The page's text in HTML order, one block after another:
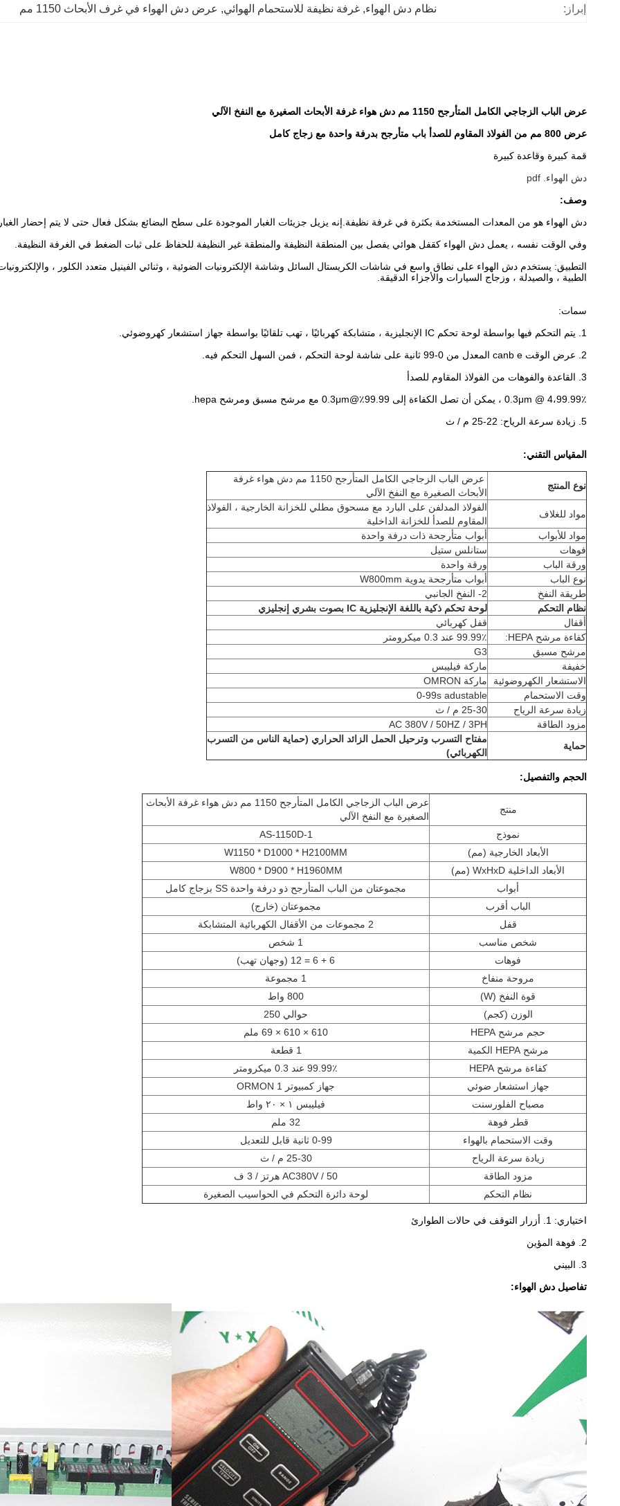
إبراز: نظام دش الهواء, غرفة نظيفة للاستحمام الهوائي, عرض دش الهواء في غرف الأبحاث 1150 مم
عرض الباب الزجاجي الكامل المتأرجح 1150 مم دش هواء غرفة الأبحاث الصغيرة مع النفخ الآلي
عرض 800 مم من الفولاذ المقاوم للصدأ باب متأرجح بدرفة واحدة مع زجاج كامل
قمة كبيرة وقاعدة كبيرة
دش الهواء. pdf
وصف:
دش الهواء هو من المعدات المستخدمة بكثرة في غرفة نظيفة.إنه يزيل جزيئات الغبار الموجودة على سطح البضائع بشكل فعال حتى لا يتم إحضار الغبار
وفي الوقت نفسه ، يعمل دش الهواء كقفل هوائي يفصل بين المنطقة النظيفة والمنطقة غير النظيفة للحفاظ على ثبات الضغط في الغرفة النظيفة.
التطبيق: يستخدم دش الهواء على نطاق واسع في شاشات الكريستال السائل وشاشة الإلكترونيات الضوئية ، وثنائي الفينيل متعدد الكلور ، والإلكترونيات
الطبية ، والصيدلة ، وزجاج السيارات والأجزاء الدقيقة.
سمات:
1. يتم التحكم فيها بواسطة لوحة تحكم IC الإنجليزية ، متشابكة كهربائيًا ، تهب تلقائيًا بواسطة جهاز استشعار كهروضوئي.
2. عرض الوقت canb e المعدل من 0-99 ثانية على شاشة لوحة التحكم ، فمن السهل التحكم فيه.
3. القاعدة والفوهات من الفولاذ المقاوم للصدأ
4،99.99٪ @ 0.3μm ، يمكن أن تصل الكفاءة إلى 99.99٪@0.3μm مع مرشح مسبق ومرشح hepa.
5. زيادة سرعة الرياح: 22-25 م / ث
المقياس التقني:
نوع المنتج
عرض الباب الزجاجي الكامل المتأرجح 1150 مم دش هواء غرفة
الأبحاث الصغيرة مع النفخ الآلي
مواد للغلاف
الفولاذ المدلفن على البارد مع مسحوق مطلي للخزانة الخارجية ، الفولاذ
المقاوم للصدأ للخزانة الداخلية
مواد للأبواب
أبواب متأرجحة ذات درفة واحدة
فوهات
ستانلس ستيل
ورقة الباب
ورقة واحدة
نوع الباب
أبواب متأرجحة يدوية W800mm
طريقة النفخ
2- النفخ الجانبي
نظام التحكم
لوحة تحكم ذكية باللغة الإنجليزية IC بصوت بشري إنجليزي
أقفال
قفل كهربائي
كفاءة مرشح HEPA:
99.99٪ عند 0.3 ميكرومتر
مرشح مسبق
G3
خفيفة
ماركة فيليبس
الاستشعار الكهروضوئية
ماركة OMRON
وقت الاستحمام
0-99s adustable
زيادة سرعة الرياح
25-30 م / ث
مزود الطاقة
AC 380V / 50HZ / 3PH
حماية
مفتاح التسرب وترحيل الحمل الزائد الحراري (حماية الناس من التسرب
الكهربائي)
الحجم والتفصيل:
منتج
عرض الباب الزجاجي الكامل المتأرجح 1150 مم دش هواء غرفة الأبحاث
الصغيرة مع النفخ الآلي
نموذج
AS-1150D-1
الأبعاد الخارجية (مم)
W1150 * D1000 * H2100MM
الأبعاد الداخلية WxHxD (مم)
W800 * D900 * H1960MM
أبواب
مجموعتان من الباب المتأرجح ذو درفة واحدة SS بزجاج كامل
الباب أقرب
مجموعتان (خارج)
قفل
2 مجموعات من الأقفال الكهربائية المتشابكة
شخص مناسب
1 شخص
فوهات
6 + 6 = 12 (وجهان تهب)
مروحة منفاخ
1 مجموعة
قوة النفخ (W)
800 واط
الوزن (كجم)
حوالي 250
حجم مرشح HEPA
610 × 610 × 69 ملم
مرشح HEPA الكمية
1 قطعة
كفاءة مرشح HEPA
99.99٪ عند 0.3 ميكرومتر
جهاز استشعار ضوئي
جهاز كمبيوتر ORMON 1
مصباح الفلورسنت
فيليبس ١ × ٢٠ واط
قطر فوهة
32 ملم
وقت الاستحمام بالهواء
0-99 ثانية قابل للتعديل
زيادة سرعة الرياح
25-30 م / ث
مزود الطاقة
AC380V / 50 هرتز / 3 ف
نظام التحكم
لوحة دائرة التحكم في الحواسيب الصغيرة
اختياري: 1. أزرار التوقف في حالات الطوارئ
2. فوهة المؤين
3. البيني
تفاصيل دش الهواء: